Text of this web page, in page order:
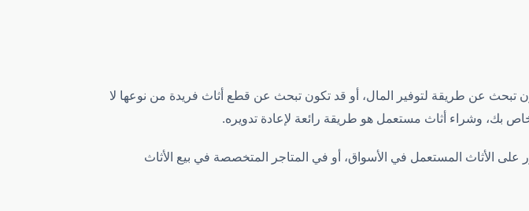
تبحث عن طريقة لتوفير المال، أو قد تكون تبحث عن قطع أثاث فريدة من نوعها لا
بك، وشراء أثاث مستعمل هو طريقة رائعة لإعادة تدويره.
على الأثاث المستعمل في الأسواق، أو في المتاجر المتخصصة في بيع الأثاث